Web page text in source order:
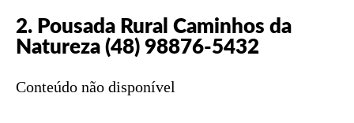
2. Pousada Rural Caminhos da
Natureza (48) 98876-5432
Conteúdo não disponível